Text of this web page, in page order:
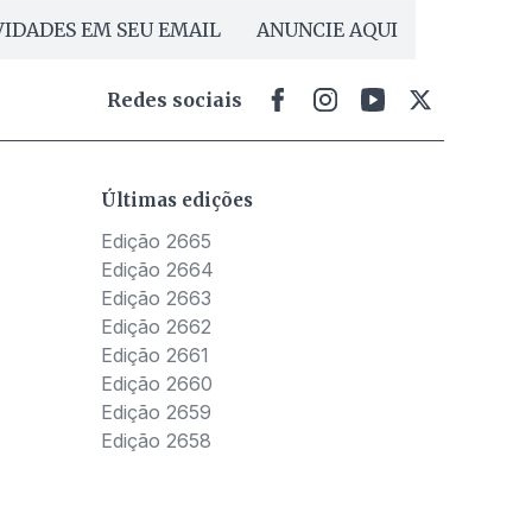
EM SEU EMAIL ANUNCIE AQUI
Redes sociais
Últimas edições
Edição 2665
Edição 2664
Edição 2663
Edição 2662
Edição 2661
Edição 2660
Edição 2659
Edição 2658